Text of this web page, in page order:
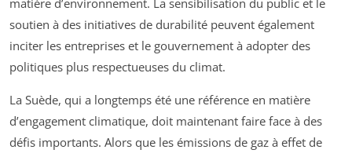
matière d’environnement. La sensibilisation du public et le
soutien à des initiatives de durabilité peuvent également
inciter les entreprises et le gouvernement à adopter des
politiques plus respectueuses du climat.
La Suède, qui a longtemps été une référence en matière
d’engagement climatique, doit maintenant faire face à des
défis importants. Alors que les émissions de gaz à effet de